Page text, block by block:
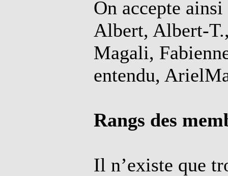
On accepte
Albert, Albert-
Magali,
entendu,
Rangs des
Il n’existe que